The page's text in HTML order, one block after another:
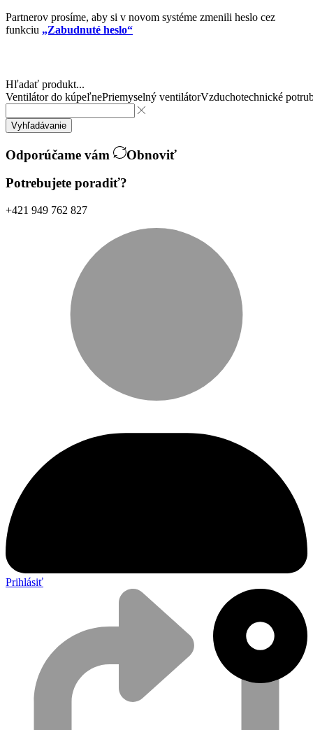
Partnerov prosíme, aby si v novom systéme zmenili heslo cez
funkciu „Zabudnuté heslo“
Hľadať produkt...
Ventilátor do kúpeľnePriemyselný ventilátorVzduchotechnické
Vyhľadávanie
Odporúčame vám
Obnoviť
Potrebujete poradiť?
+421 949 762 827
Prihlásiť